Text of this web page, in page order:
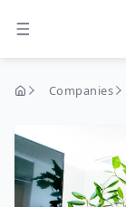
MENU
home Companies